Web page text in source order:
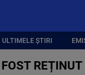
ULTIMELE ȘTIRI